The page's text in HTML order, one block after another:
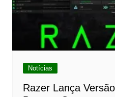
Notícias
Razer Lança